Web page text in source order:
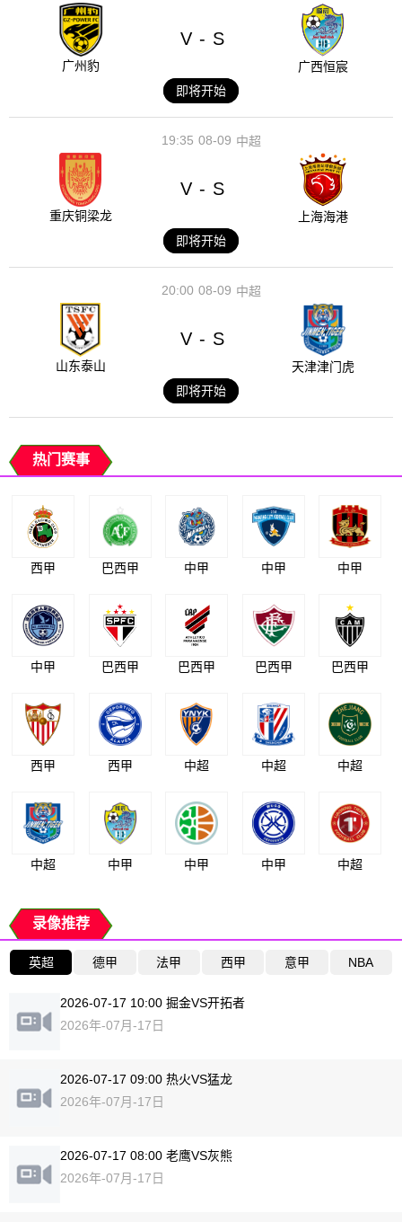
广州豹
V - S
广西恒宸
即将开始
08-09
19:35 中超
重庆铜梁龙
V - S
上海海港
即将开始
08-09
20:00 中超
山东泰山
V - S
天津津门虎
即将开始
热门赛事
西甲 巴西甲 中甲 中甲 中甲
中甲 巴西甲 巴西甲 巴西甲 巴西甲
西甲 西甲 中超 中超 中超
中超 中甲 中甲 中甲 中超
录像推荐
英超 德甲 法甲 西甲 意甲 NBA
2026-07-17 10:00 掘金VS开拓者
2026年-07月-17日
2026-07-17 09:00 热火VS猛龙
2026年-07月-17日
2026-07-17 08:00 老鹰VS灰熊
2026年-07月-17日